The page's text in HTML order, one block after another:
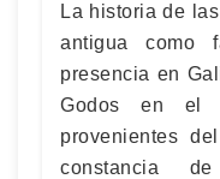
La historia de
antigua como
presencia en
Godos en el
provenientes
constancia